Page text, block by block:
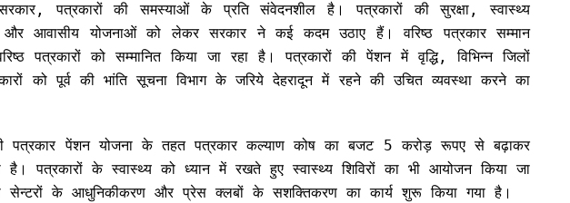
पत्रकारों की समस्याओं के प्रति संवेदनशील है। पत्रकारों की सुरक्षा, स्वास्थ्य
और आवासीय योजनाओं को लेकर सरकार ने कई कदम उठाए हैं। वरिष्ठ पत्रकार सम्मान
पत्रकारों को सम्मानित किया जा रहा है। पत्रकारों की पेंशन में वृद्धि, विभिन्न जिलों
को पूर्व की भांति सूचना विभाग के जरिये देहरादून में रहने की उचित व्यवस्था करने का
पत्रकार पेंशन योजना के तहत पत्रकार कल्याण कोष का बजट 5 करोड़ रूपए से बढ़ाकर
पत्रकारों के स्वास्थ्य को ध्यान में रखते हुए स्वास्थ्य शिविरों का भी आयोजन किया जा
सेन्टरों के आधुनिकीकरण और प्रेस क्लबों के सशक्तिकरण का कार्य शुरू किया गया है।